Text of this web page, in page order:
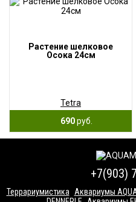
Растение шелковое
Осока 24см
Tetra
690руб.
+7(903)
Террариумистика Аквариумы